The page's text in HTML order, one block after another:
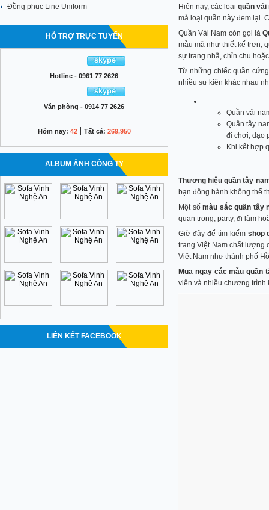
Đồng phục Line Uniform
HỖ TRỢ TRỰC TUYẾN
Hotline - 0961 77 2626
Văn phòng - 0914 77 2626
Hôm nay: 42| Tất cả: 269,950
ALBUM ẢNH CÔNG TY
LIÊN KẾT FACEBOOK
Hiện nay, các loạiquần vải
mà loại quần này đem lại.
Quần Vải Nam còn gọi là
mẫu mã như thiết kế trơn,
sự trang nhã, chỉn chu
Từ những chiếc quần
nhiều sự kiện khác nhau
Quần vải
Quần tây
đi chơi, dạo
Khi kết hợp
Thương hiệu quần tây
bạn đồng hành không thể
Một sốmàu sắc quần tây
quan trọng, party, đi làm
Giờ đây để tìm kiếm shop
trang Việt Nam chất lượng
Việt Nam như thành phố
Mua ngay các mẫu quần
viên và nhiều chương trình